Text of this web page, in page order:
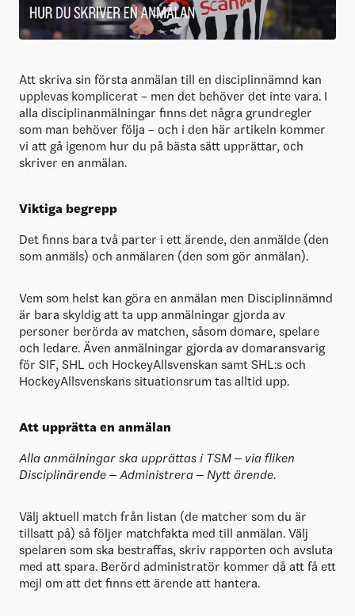
Att skriva sin första anmälan till en disciplinnämnd kan
upplevas komplicerat – men det behöver det inte vara. I
alla disciplinanmälningar finns det några grundregler
som man behöver följa – och i den här artikeln kommer
vi att gå igenom hur du på bästa sätt upprättar, och
skriver en anmälan.
Viktiga begrepp
Det finns bara två parter i ett ärende, den anmälde (den
som anmäls) och anmälaren (den som gör anmälan).
Vem som helst kan göra en anmälan men Disciplinnämnd
är bara skyldig att ta upp anmälningar gjorda av
personer berörda av matchen, såsom domare, spelare
och ledare. Även anmälningar gjorda av domaransvarig
för SIF, SHL och HockeyAllsvenskan samt SHL:s och
HockeyAllsvenskans situationsrum tas alltid upp.
Att upprätta en anmälan
Alla anmälningar ska upprättas i TSM – via fliken
Disciplinärende – Administrera – Nytt ärende.
Välj aktuell match från listan (de matcher som du är
tillsatt på) så följer matchfakta med till anmälan. Välj
spelaren som ska bestraffas, skriv rapporten och avsluta
med att spara. Berörd administratör kommer då att få ett
mejl om att det finns ett ärende att hantera.